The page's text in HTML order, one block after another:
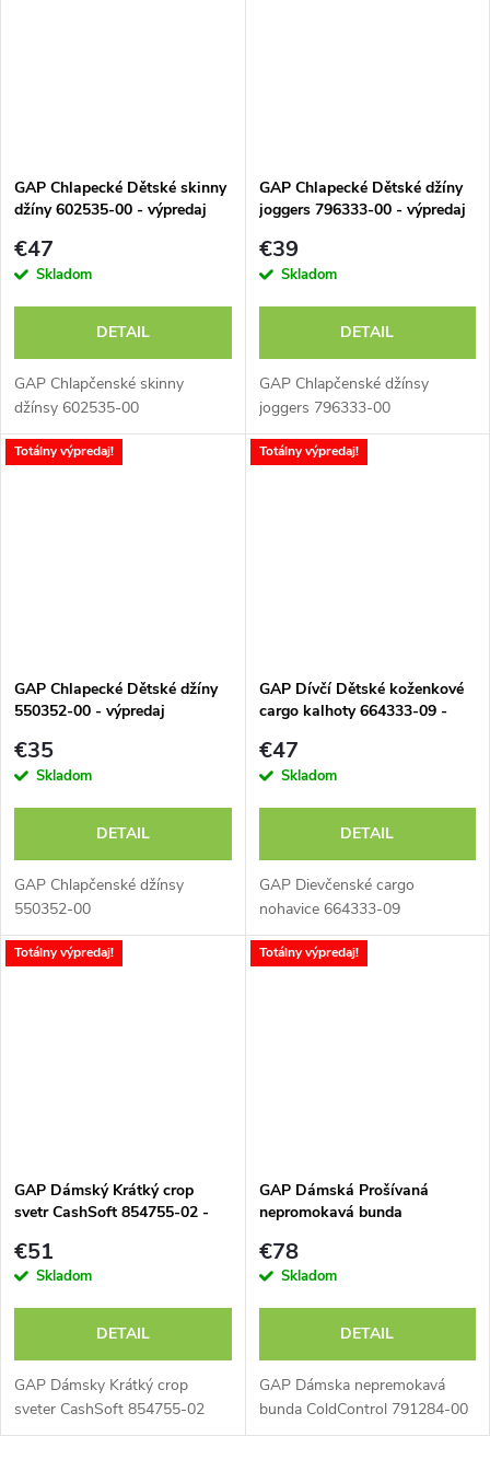
GAP Chlapecké Dětské skinny
džíny 602535-00 - výpredaj
€47
Skladom
DETAIL
GAP Chlapčenské skinny
džínsy 602535-00
GAP Chlapecké Dětské džíny
joggers 796333-00 - výpredaj
€39
Skladom
DETAIL
GAP Chlapčenské džínsy
joggers 796333-00
Totálny výpredaj!
GAP Chlapecké Dětské džíny
550352-00 - výpredaj
€35
Skladom
DETAIL
GAP Chlapčenské džínsy
550352-00
Totálny výpredaj!
GAP Dívčí Dětské koženkové
cargo kalhoty 664333-09 -
€47
Skladom
DETAIL
GAP Dievčenské cargo
nohavice 664333-09
Totálny výpredaj!
GAP Dámský Krátký crop
svetr CashSoft 854755-02 -
€51
Skladom
DETAIL
GAP Dámsky Krátký crop
sveter CashSoft 854755-02
Totálny výpredaj!
GAP Dámská Prošívaná
nepromokavá bunda
výpredaj
€78
Skladom
DETAIL
GAP Dámska nepremokavá
bunda ColdControl 791284-00